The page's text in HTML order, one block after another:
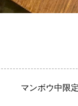
マンボウ中限